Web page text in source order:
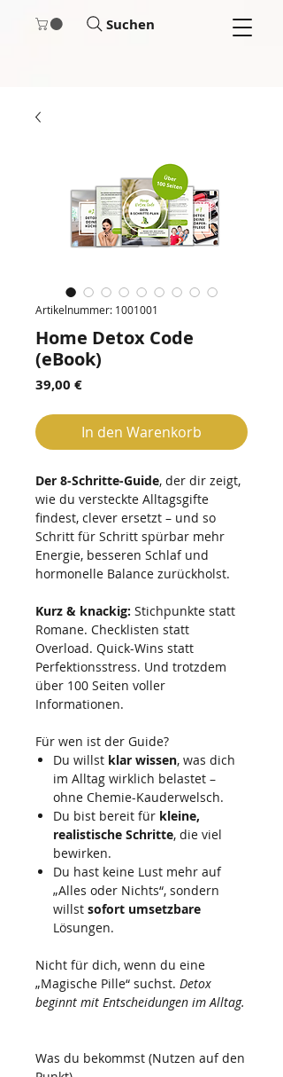
Suchen
Artikelnummer: 1001001
Home Detox Code
(eBook)
39,00 €Preis
In den Warenkorb
Der 8-Schritte-Guide, der dir zeigt,
wie du versteckte Alltagsgifte
findest, clever ersetzt – und so
Schritt für Schritt spürbar mehr
Energie, besseren Schlaf und
hormonelle Balance zurückholst.
Kurz & knackig: Stichpunkte statt
Romane. Checklisten statt
Overload. Quick-Wins statt
Perfektionsstress. Und trotzdem
über 100 Seiten voller
Informationen.
Für wen ist der Guide?
Du willst klar wissen, was dich
im Alltag wirklich belastet –
ohne Chemie-Kauderwelsch.
Du bist bereit für kleine,
realistische Schritte, die viel
bewirken.
Du hast keine Lust mehr auf
„Alles oder Nichts“, sondern
willst sofort umsetzbare
Lösungen.
Nicht für dich, wenn du eine
„Magische Pille“ suchst. Detox
beginnt mit Entscheidungen im Alltag.
Was du bekommst (Nutzen auf den